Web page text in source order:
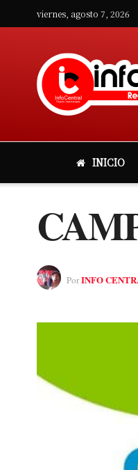
viernes, agosto 7, 2026
INICIO
PorINFO